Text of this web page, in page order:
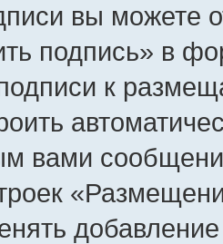
вы можете
подпись» в
к
вами